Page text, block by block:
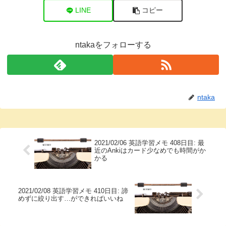
LINE コピー
ntakaをフォローする
ntaka
2021/02/06 英語学習メモ 408日目: 最
近のAnkiはカード少なめでも時間がか
かる
2021/02/08 英語学習メモ 410日目: 諦
めずに絞り出す…ができればいいね